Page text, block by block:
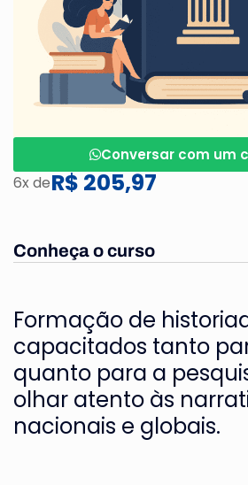
Conversar com um
6x deR$ 205,97
Conheça o curso
Formação de
capacitados tanto
quanto para a
olhar atento às
nacionais e globais.